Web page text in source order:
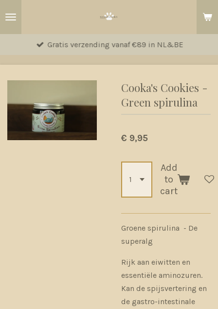
hoofdinhoud
Gratis verzending vanaf €89 in NL&BE
Cooka's Cookies -
Green spirulina
€ 9,95
Add
to
cart
Groene spirulina - De
superalg
Rijk aan eiwitten en
essentiële aminozuren.
Kan de spijsvertering en
de gastro-intestinale